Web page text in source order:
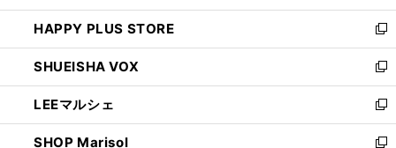
ン
ド
ウ
で
開
く
ウ
ィ
ン
ド
ウ
で
開
く
し
い
ウ
ィ
ン
ド
ウ
で
HAPPY PLUS STORE
新
し
い
ウ
ィ
ン
ド
SHUEISHA VOX
新
し
い
ウ
ィ
LEEマルシェ
新
し
SHOP Marisol